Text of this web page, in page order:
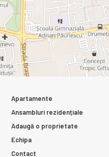
Apartamente
Ansambluri rezidențiale
Adaugă o proprietate
Echipa
Contact